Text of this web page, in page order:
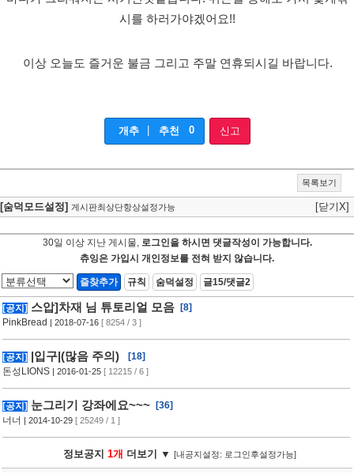
시를 하러가야겠어요!!
이상 오늘도 즐거운 불금 그리고 주말 연휴되시길 바랍니다.
개추 추천 0 신고
목록보기
[숨덕모드설정] 게시판최상단항상설정가능 [닫기X]
30일 이상 지난 게시물, 로그인을 하시면 댓글작성이 가능합니다.
츄잉은 가입시 개인정보를 전혀 받지 않습니다.
즐찾추가 규칙 숨덕설정 글15/댓글2
[공지] 스압]차재 님 튜토리얼 모음
[8]
PinkBread
| 2018-07-16 [ 8254 / 3 ]
[공지] |입구|(많음 주의)
[18]
돈성LIONS | 2016-01-25 [ 12215 / 6 ]
[공지] 눈그리기 강좌에요~~~
[36]
너너
| 2014-10-29 [ 25249 / 1 ]
정보공지 1개 더보기 ▼ [내공지설정: 로그인후설정가능]